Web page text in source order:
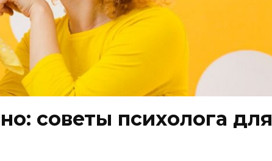
советы психолога для